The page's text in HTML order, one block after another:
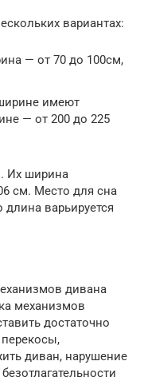
вариантах:
— от 70 до 100см,
имеют
— от 200 до 225
Их ширина
см. Место для сна
варьируется
дивана
механизмов
достаточно
диван, нарушение